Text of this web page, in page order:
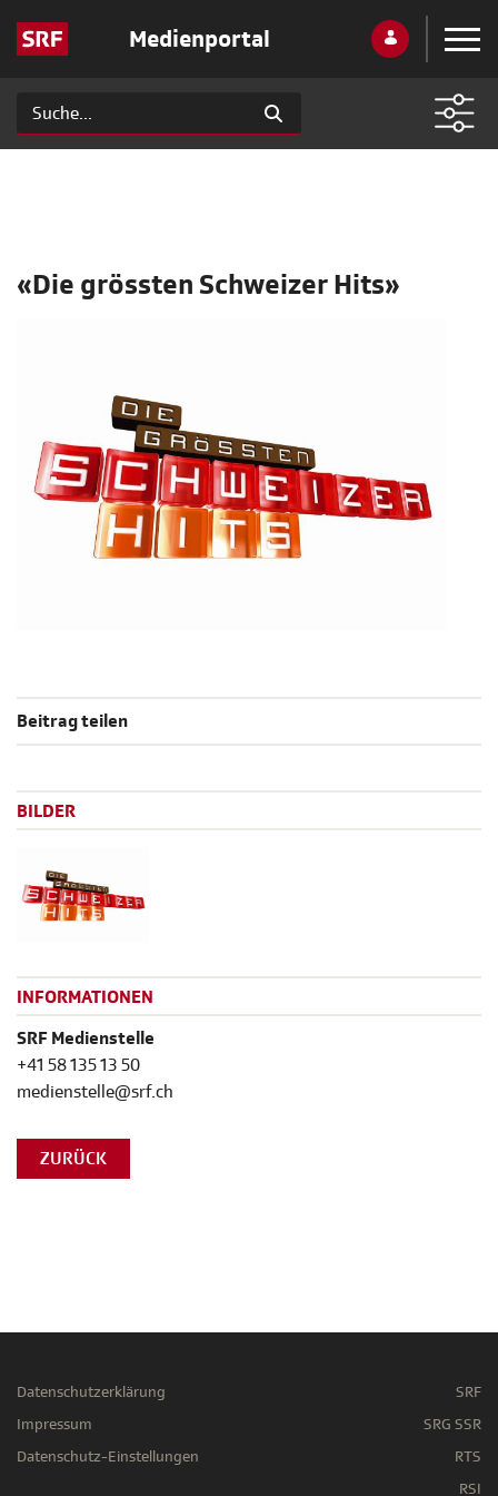
Medienportal
«Die grössten Schweizer Hits»
Beitrag teilen
BILDER
INFORMATIONEN
SRF Medienstelle
+41 58 135 13 50
medienstelle@srf.ch
ZURÜCK
Datenschutzerklärung
Impressum
Datenschutz-Einstellungen
SRF
SRG SSR
RTS
RSI